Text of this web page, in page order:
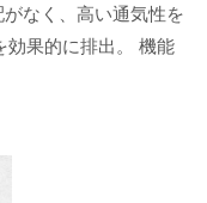
なく、高い通気性を
効果的に排出。 機能